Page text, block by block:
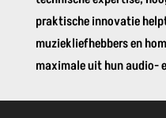
praktische innovatie
muziekliefhebbers en
maximale uit hun audio-